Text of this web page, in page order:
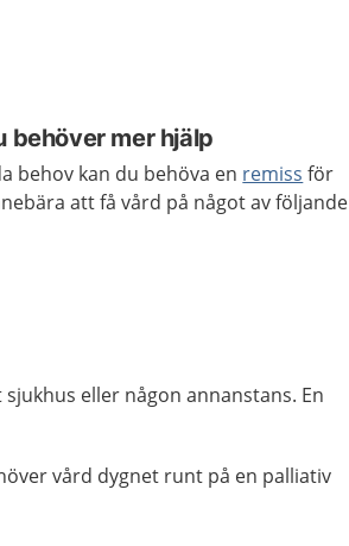
behöver mer hjälp
behov kan du behöva en remiss för
att få vård på något av följande
eller någon annanstans. En
vård dygnet runt på en palliativ